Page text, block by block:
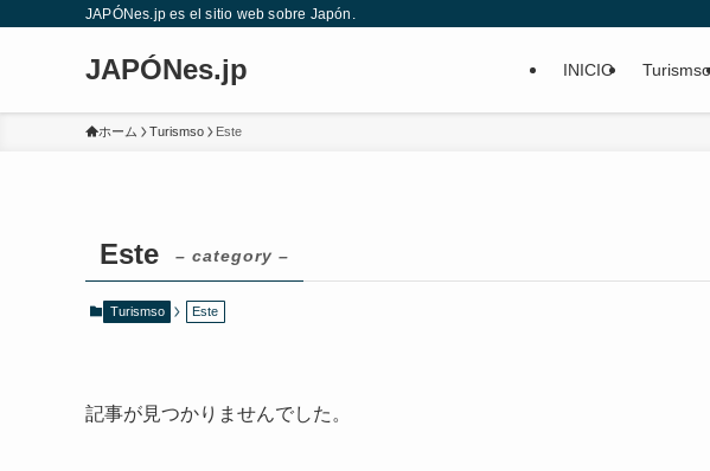
JAPÓNes.jp es el sitio web sobre Japón.
JAPÓNes.jp INICIO Turismso
ホーム Turismso Este
Este – category –
Turismso Este
記事が見つかりませんでした。